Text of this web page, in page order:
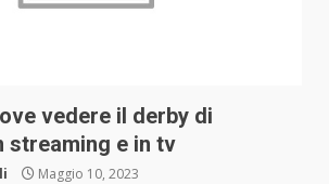
vedere il derby di
streaming e in tv
Maggio 10, 2023